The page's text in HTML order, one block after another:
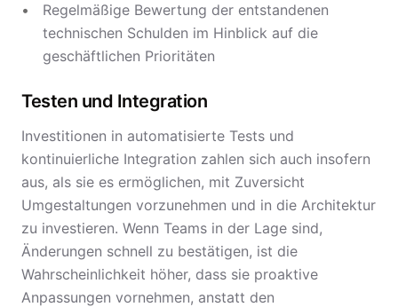
Regelmäßige Bewertung der entstandenen
technischen Schulden im Hinblick auf die
geschäftlichen Prioritäten
Testen und Integration
Investitionen in automatisierte Tests und
kontinuierliche Integration zahlen sich auch insofern
aus, als sie es ermöglichen, mit Zuversicht
Umgestaltungen vorzunehmen und in die Architektur
zu investieren. Wenn Teams in der Lage sind,
Änderungen schnell zu bestätigen, ist die
Wahrscheinlichkeit höher, dass sie proaktive
Anpassungen vornehmen, anstatt den